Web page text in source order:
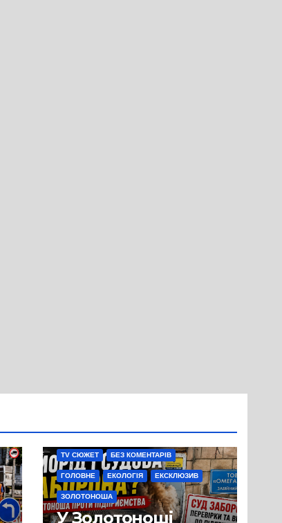
TV СЮЖЕТ БЕЗ КОМЕНТАРІВ
ГОЛОВНЕ ЕКОЛОГІЯ ЕКСКЛЮЗИВ
ЗОЛОТОНОША
У Золотоноші